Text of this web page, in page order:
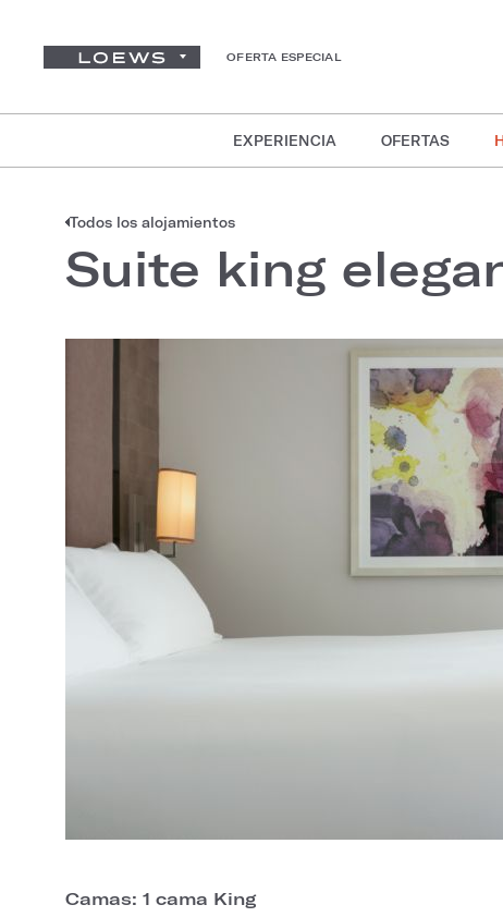
OFERTA ESPECIAL
EXPERIENCIA OFERTAS
Todos los alojamientos
Suite king
Camas: 1 cama King